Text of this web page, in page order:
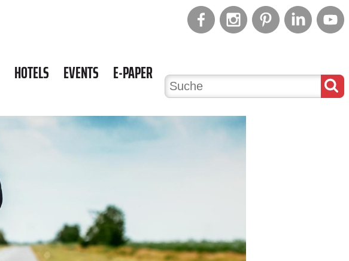
HOTELS EVENTS E-PAPER